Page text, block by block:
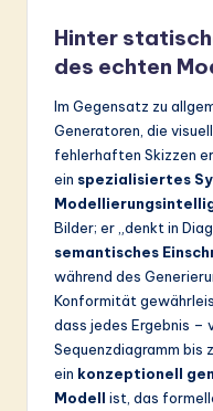
ti
o
Hinter
des echten
Im Gegensatz zu
Generatoren, die
fehlerhaften Skizzen
ein spezialisiertes
Bilder; er „denkt in
semantisches
während des
Konformität
dass jedes Ergebnis –
Sequenzdiagramm bis
ein konzeptionell
Modell ist, das